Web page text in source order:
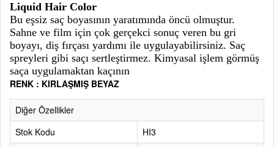
Liquid Hair Color
Bu eşsiz saç boyasının yaratımında öncü olmuştur.
Sahne ve film için çok gerçekci sonuç veren bu gri
boyayı, diş fırçası yardımı ile uygulayabilirsiniz. Saç
spreyleri gibi saçı sertleştirmez. Kimyasal işlem görmüş
saça uygulamaktan kaçının
RENK : KIRLAŞMIŞ BEYAZ
Diğer Özellikler
Stok Kodu
HI3